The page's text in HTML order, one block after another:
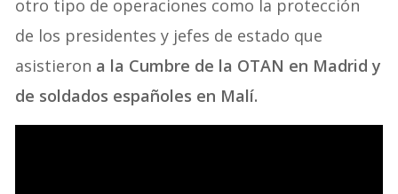
otro tipo de operaciones como la protección
de los presidentes y jefes de estado que
asistieron a la Cumbre de la OTAN en Madrid y
de soldados españoles en Malí.